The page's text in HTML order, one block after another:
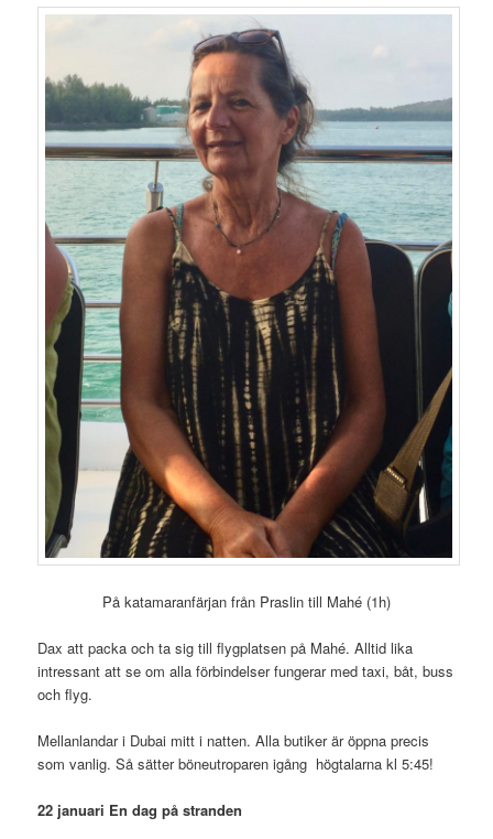
På katamaranfärjan från Praslin till Mahé (1h)
Dax att packa och ta sig till flygplatsen på Mahé. Alltid lika
intressant att se om alla förbindelser fungerar med taxi, båt, buss
och flyg.
Mellanlandar i Dubai mitt i natten. Alla butiker är öppna precis
som vanlig. Så sätter böneutroparen igång högtalarna kl 5:45!
22 januari En dag på stranden